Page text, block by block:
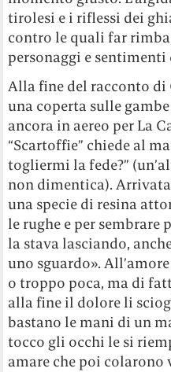
tirolesi e i riflessi dei
contro le quali far
personaggi e
Alla fine del racconto di
una coperta sulle
ancora in aereo per La
“Scartoffie” chiede al
togliermi la fede?”
non dimentica).
una specie di resina
le rughe e per
la stava lasciando,
uno sguardo».
o troppo poca, ma di
alla fine il dolore li
bastano le mani di un
tocco gli occhi le si
amare che poi colarono